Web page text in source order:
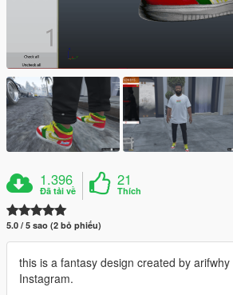
1.396
Đã tải về
21
Thích
5.0 / 5 sao (2 bỏ phiếu)
this is a fantasy design created by
Instagram.